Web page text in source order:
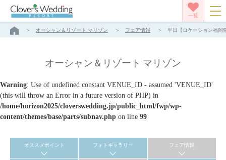
一覧
オーシャン＆リゾート マリゾン フェア情報 平日【ロケーション福岡
オーシャン＆リゾート マリゾン
Warning: Use of undefined constant VENUE_ID - assumed 'VENUE_ID'
(this will throw an Error in a future version of PHP) in
/home/horizon2025/cloverswedding.jp/public_html/fwp/wp-
content/themes/base/parts/subnav.php on line 99
オススメポイント フォトギャラリー フェア情報